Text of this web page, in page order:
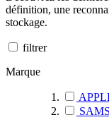
définition, une
stockage.
filtrer
Marque